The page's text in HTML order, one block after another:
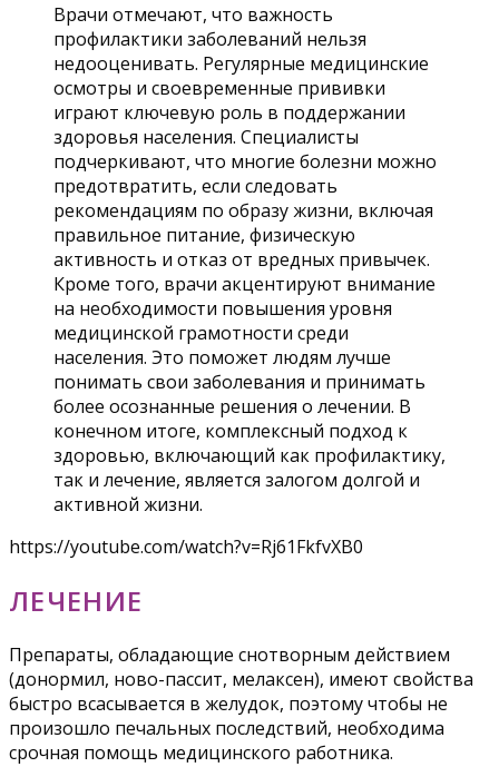
Врачи отмечают, что важность
профилактики заболеваний нельзя
недооценивать. Регулярные медицинские
осмотры и своевременные прививки
играют ключевую роль в поддержании
здоровья населения. Специалисты
подчеркивают, что многие болезни можно
предотвратить, если следовать
рекомендациям по образу жизни, включая
правильное питание, физическую
активность и отказ от вредных привычек.
Кроме того, врачи акцентируют внимание
на необходимости повышения уровня
медицинской грамотности среди
населения. Это поможет людям лучше
понимать свои заболевания и принимать
более осознанные решения о лечении. В
конечном итоге, комплексный подход к
здоровью, включающий как профилактику,
так и лечение, является залогом долгой и
активной жизни.
https://youtube.com/watch?v=Rj61FkfvXB0
ЛЕЧЕНИЕ
Препараты, обладающие снотворным действием
(донормил, ново-пассит, мелаксен), имеют свойства
быстро всасывается в желудок, поэтому чтобы не
произошло печальных последствий, необходима
срочная помощь медицинского работника.